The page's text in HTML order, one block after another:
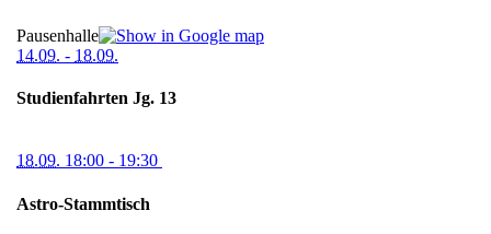
Pausenhalle
14.09. - 18.09.
Studienfahrten Jg. 13
18.09. 18:00 - 19:30
Astro-Stammtisch